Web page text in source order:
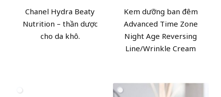
Chanel Hydra Beaty
Nutrition – thần dược
cho da khô.
Kem dưỡng ban đêm
Advanced Time Zone
Night Age Reversing
Line/Wrinkle Cream